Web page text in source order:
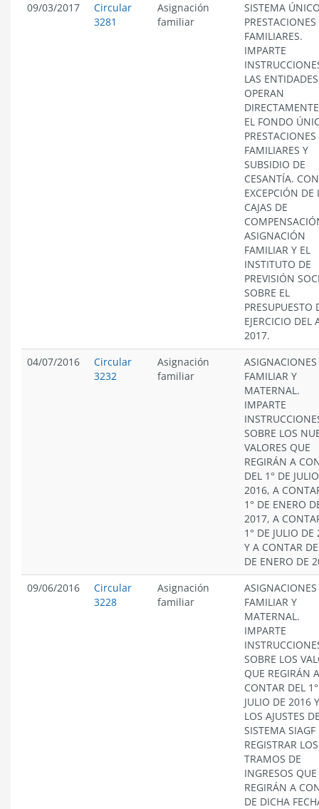
09/03/2017
Circular
3281
Asignación
familiar
SISTEMA
PRESTACIONES
FAMILIARES.
IMPARTE
LAS
OPERAN
EL FONDO
PRESTACIONES
FAMILIARES Y
SUBSIDIO DE
CESANTÍA. CON
EXCEPCIÓN DE
CAJAS DE
ASIGNACIÓN
FAMILIAR Y EL
INSTITUTO DE
PREVISIÓN
SOBRE EL
PRESUPUESTO
EJERCICIO DEL
2017.
04/07/2016
Circular
3232
Asignación
familiar
ASIGNACIONES
FAMILIAR Y
MATERNAL.
IMPARTE
SOBRE LOS
VALORES QUE
REGIRÁN A
DEL 1° DE
2016, A
1° DE ENERO
2017, A
1° DE JULIO DE
Y A CONTAR
DE ENERO DE
09/06/2016
Circular
3228
Asignación
familiar
ASIGNACIONES
FAMILIAR Y
MATERNAL.
IMPARTE
SOBRE LOS
QUE REGIRÁN A
CONTAR DEL
JULIO DE 2016
LOS AJUSTES
SISTEMA SIAGF
REGISTRAR LOS
TRAMOS DE
INGRESOS QUE
REGIRÁN A
DE DICHA